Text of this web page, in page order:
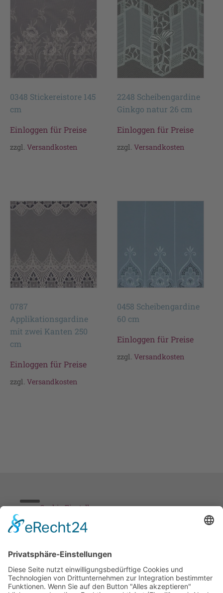
0348 Stickereistore 145
cm
Einloggen für Preise
zzgl. Versandkosten
2248 Scheibengardine
Ginkgo natur 26 cm
Einloggen für Preise
zzgl.Versandkosten
0787
Applikationsgardine
mit zwei Kanten 250
cm
Einloggen für Preise
zzgl. Versandkosten
0458 Scheibengardine
60 cm
Einloggen für Preise
zzgl.Versandkosten
Cookie-Einstellungen